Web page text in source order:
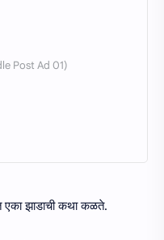
एका झाडाची कथा कळते.